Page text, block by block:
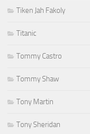
Tiken Jah Fakoly
Titanic
Tommy Castro
Tommy Shaw
Tony Martin
Tony Sheridan